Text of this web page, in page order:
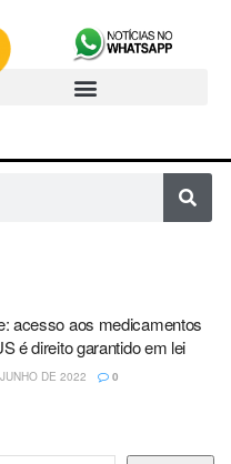
acesso aos medicamentos
é direito garantido em lei
DE 2022 0